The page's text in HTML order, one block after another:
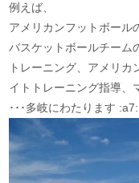
例えば、
アメリカンフットボール
バスケットボールチーム
トレーニング、アメリ
イトトレーニング指導、
･･･多岐にわたります :a7: